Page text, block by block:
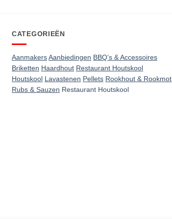
CATEGORIEËN
AanmakersAanbiedingen BBQ’s & Accessoires
Briketten Haardhout Restaurant Houtskool
Houtskool Lavastenen Pellets Rookhout & Rookmot
Rubs & Sauzen Restaurant Houtskool